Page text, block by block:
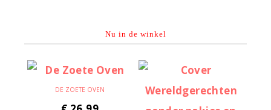
Nu in de winkel
DE ZOETE OVEN